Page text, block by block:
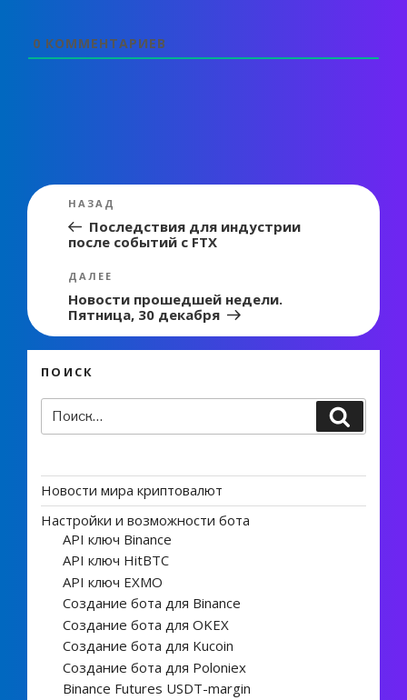
0 КОММЕНТАРИЕВ
Навигация
записям
Предыдущая
запись:
НАЗАД
Последствия для индустрии
после событий с FTX
Следующая
запись
ДАЛЕЕ
Новости прошедшей недели.
Пятница, 30 декабря
ПОИСК
Искать:
Новости мира криптовалют
Настройки и возможности бота
API ключ Binance
API ключ HitBTC
API ключ EXMO
Создание бота для Binance
Создание бота для OKEX
Создание бота для Kucoin
Создание бота для Poloniex
Binance Futures USDT-margin